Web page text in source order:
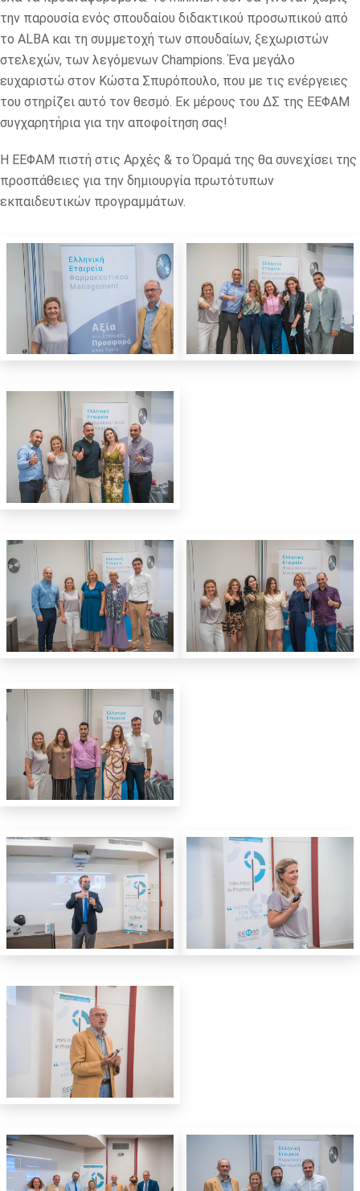
την παρουσία ενός σπουδαίου διδακτικού προσωπικού από
το ALBA και τη συμμετοχή των σπουδαίων, ξεχωριστών
στελεχών, των λεγόμενων Champions. Ένα μεγάλο
ευχαριστώ στον Κώστα Σπυρόπουλο, που με τις ενέργειες
του στηρίζει αυτό τον θεσμό. Εκ μέρους του ΔΣ της ΕΕΦΑΜ
συγχαρητήρια για την αποφοίτηση σας!
Η ΕΕΦΑΜ πιστή στις Αρχές & το Όραμά της θα συνεχίσει της
προσπάθειες για την δημιουργία πρωτότυπων
εκπαιδευτικών προγραμμάτων.